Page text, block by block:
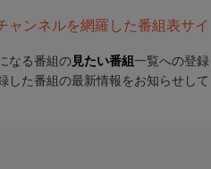
ンネルを網羅した番組表サイ
なる番組の 見たい番組 一覧への登録
した番組の最新情報をお知らせして